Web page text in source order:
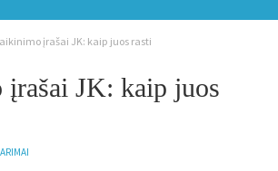
įrašai JK: kaip juos rasti
JK: kaip juos